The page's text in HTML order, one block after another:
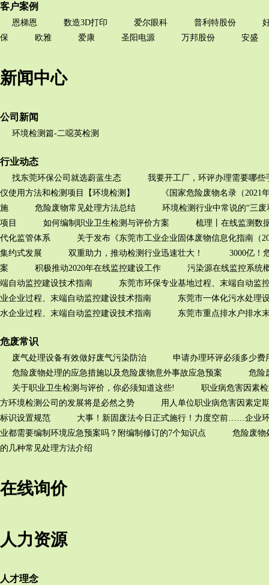
客户案例
恩梯恩 数造3D打印 爱尔眼科 普利特股份
保
欧雅 爱康 圣阳电源 万邦股份 安盛
新闻中心
公司新闻
环境检测篇-二噁英检测
行业动态
找东莞环保公司就选蔚蓝生态
我要开工厂，环评办理需要哪些
仪使用方法和检测项目【环境检测】
《国家危险废物名录（2021
施
危险废物常见处理方法总结
环境检测行业中常说的“三
项目
如何编制职业卫生检测与评价方案
梳理丨在线监测数
代化监管体系
关于发布《东莞市工业企业固体废物信息化指南（
集约式发展
双重助力，推动检测行业迅速壮大！
3000亿！
案
积极推动2020年在线监控建设工作
污染源在线监控系统
端自动监控建设技术指南
东莞市环保专业基地过程、末端自动监
业企业过程、末端自动监控建设技术指南
东莞市一体化污水处理
水企业过程、末端自动监控建设技术指南
东莞市重点排水户排水
危废常识
废气处理设备有效做好废气污染防治
申请办理环评必须多少费
危险废物处理的应急措施以及危险废物意外事故应急预案
危险
关于职业卫生检测与评价，你必须知道这些!
职业病危害因素
方环境检测公司的发展将是必然之势
用人单位职业病危害因素定
标识设置规范
大事！新固废法今日正式施行！力度空前……企业
业都需要编制环境应急预案吗？附编制修订的7个知识点
危险废物
的几种常见处理方法介绍
在线询价
人力资源
人才理念